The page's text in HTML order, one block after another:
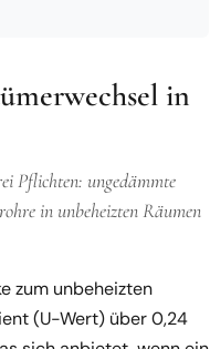
in
Pflichten: ungedämmte
in unbeheizten Räumen
zum unbeheizten
(U-Wert) über 0,24